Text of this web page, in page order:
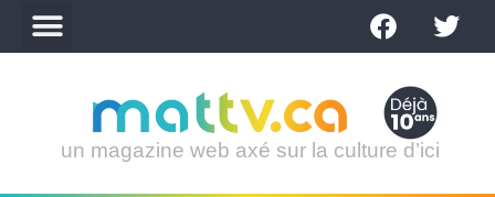
un magazine web axé sur la culture d’ici